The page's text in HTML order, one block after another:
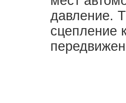
давление.
сцепление